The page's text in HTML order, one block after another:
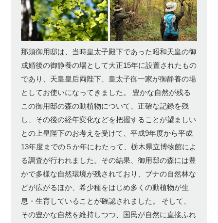
那須御用邸は、当時皇太子殿下であった昭和天皇の御
成婚後の御静養の場として大正15年に設置されたもの
であり、天皇皇后両陛下、皇太子御一家が御静養の場
としてお使いになってきました。 豊かな自然が残る
この御用邸の森の動植物について、正確な記録を残
し、その後の経年変化などを把握することが望ましい
との上皇陛下のお考えを受けて、平成9年度から平成
13年度までの５か年にわたって、栃木県立博物館によ
る調査が行われました。その結果、御用邸の森には豊
かで多様な自然環境が残されており、ブナの自然林な
どが広がるほか、希少種をはじめ多くの動植物が生
息・生育していることが確認されました。
そして、
その豊かな自然を維持しつつ、国民が自然に直接ふれ